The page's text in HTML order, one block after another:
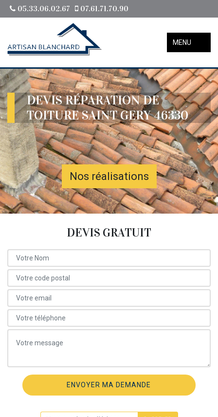
05.33.06.02.67 07.61.71.70.90
MENU
DEVIS RÉPARATION DE
TOITURE SAINT GERY 46330
Nos réalisations
DEVIS GRATUIT